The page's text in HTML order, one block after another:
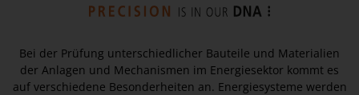
Bei der Prüfung unterschiedlicher Bauteile und Materialien
der Anlagen und Mechanismen im Energiesektor kommt es
auf verschiedene Besonderheiten an. Energiesysteme werden